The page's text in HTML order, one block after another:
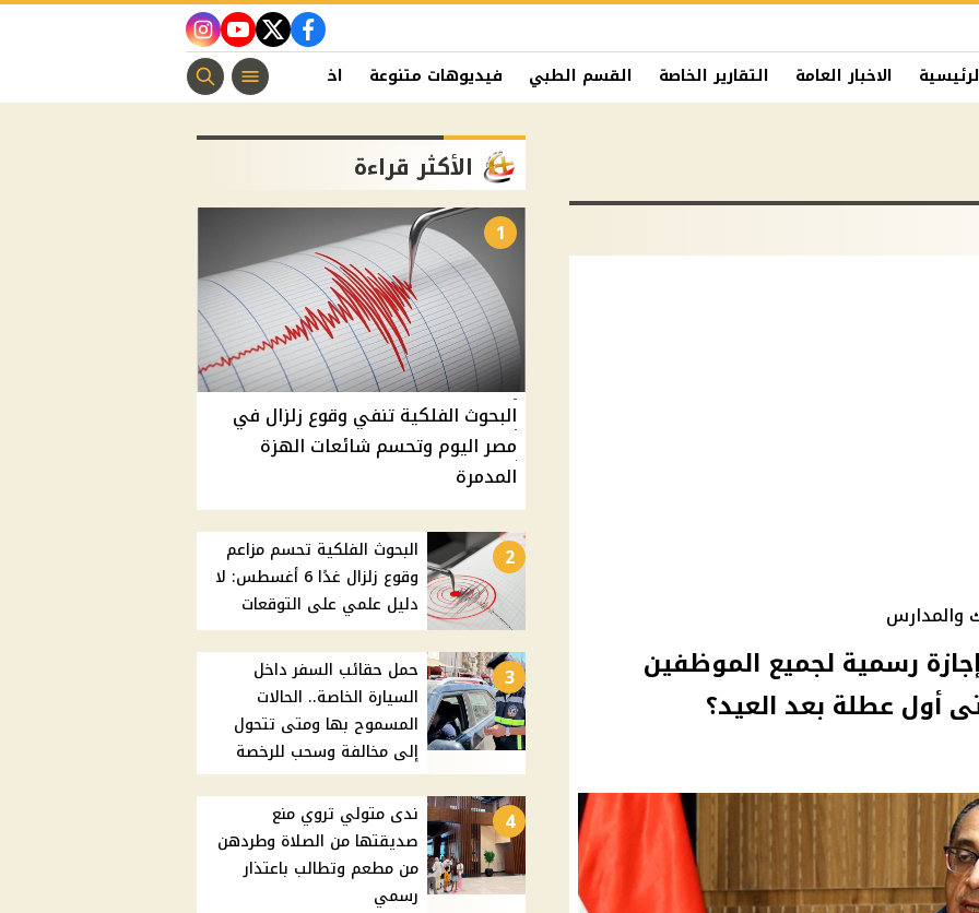
facebook
twitter
youtube
instagram
الاخبار العامة التقارير الخاصة القسم الطبي فيديوهات متنوعة اخبار الفن منوعات مسيحية
والمدارس
9 أيام .. إجازة رسمية لجميع الموظفين
أول عطلة بعد العيد؟
الأكثر قراءة
1
البحوث الفلكية تنفي وقوع زلزال في
مصر اليوم وتحسم شائعات الهزة
المدمرة
2
البحوث الفلكية تحسم مزاعم
وقوع زلزال غدًا 6 أغسطس: لا
دليل علمي على التوقعات
3
حمل حقائب السفر داخل
السيارة الخاصة.. الحالات
المسموح بها ومتى تتحول
إلى مخالفة وسحب للرخصة
4
ندى متولي تروي منع
صديقتها من الصلاة وطردهن
من مطعم وتطالب باعتذار
رسمي